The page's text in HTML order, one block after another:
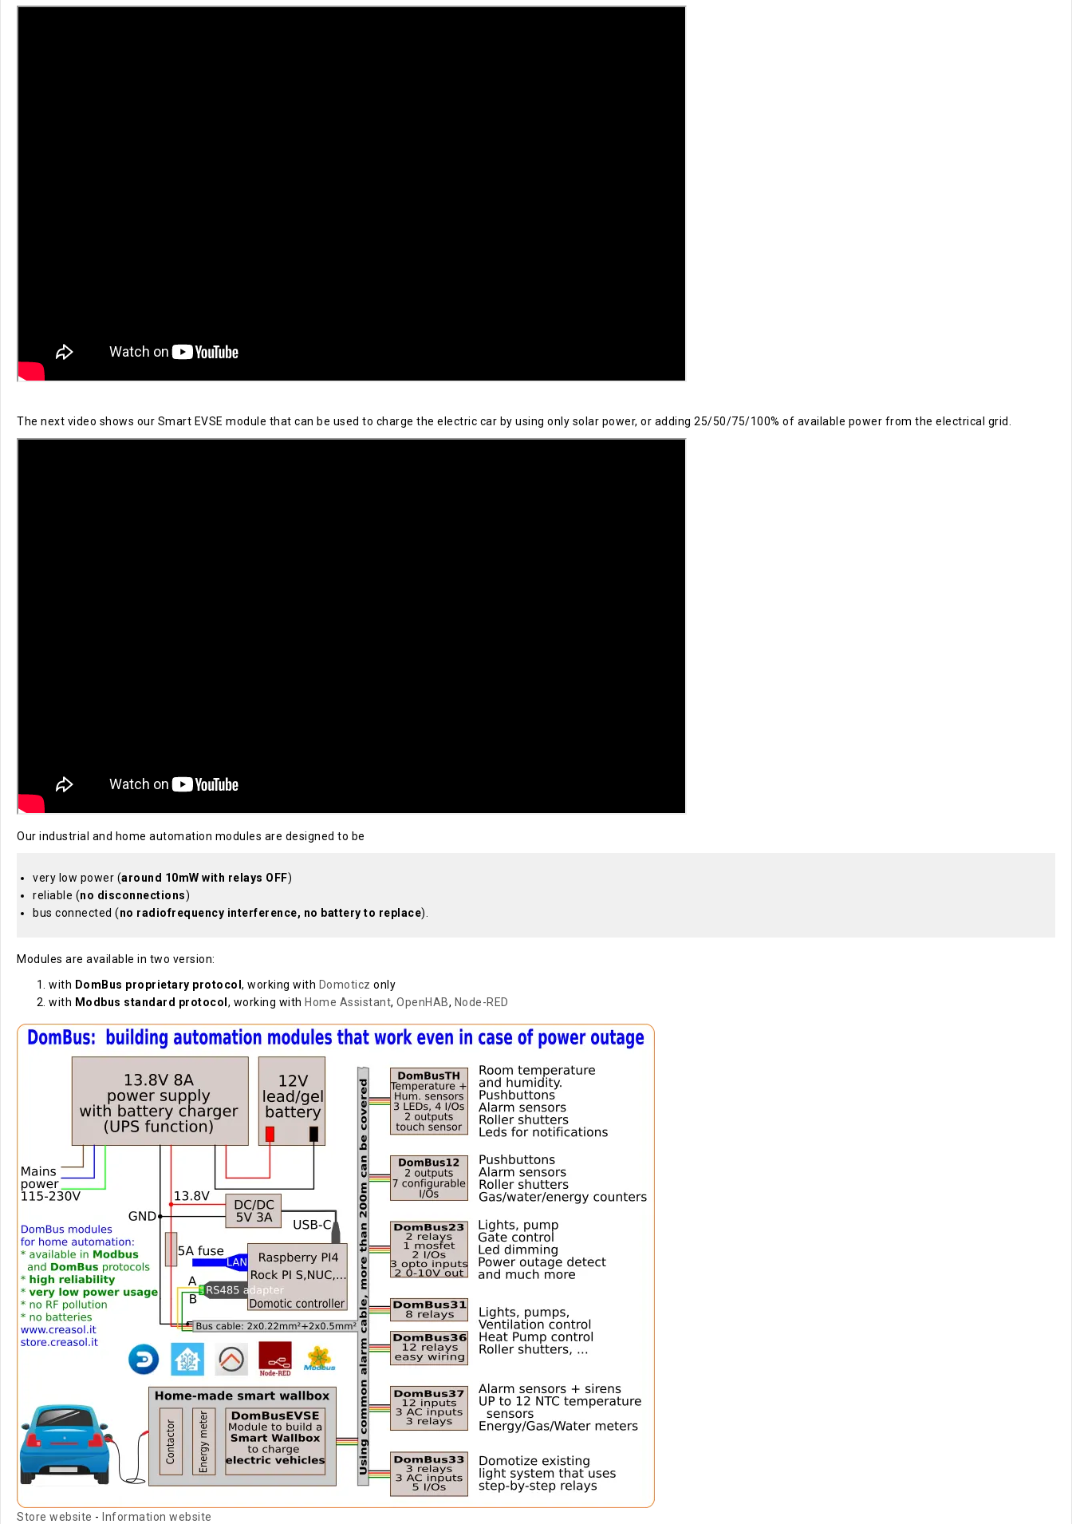
The next video shows our Smart EVSE module that can be used to charge the electric car by using only solar power, or adding 25/50/75/100% of available power from the electrical grid.
Our industrial and home automation modules are designed to be
very low power (around 10mW with relays OFF)
reliable (no disconnections)
bus connected (no radiofrequency interference, no battery to replace).
Modules are available in two version:
with DomBus proprietary protocol , working with Domoticz only
with Modbus standard protocol , working with Home Assistant, OpenHAB, Node-RED
Store website - Information website